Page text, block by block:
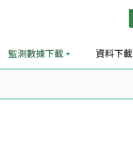
監測數據下載 資料下載